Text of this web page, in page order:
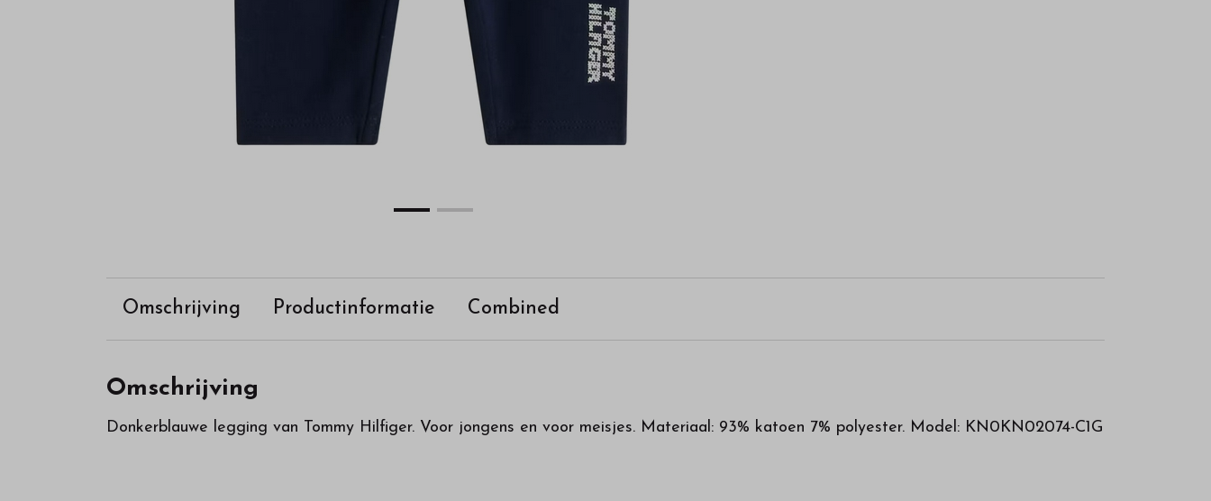
Omschrijving Productinformatie Combined
Omschrijving
Donkerblauwe legging van Tommy Hilfiger. Voor jongens en voor meisjes. Materiaal: 93% katoen 7% polyester. Model: KN0KN02074-C1G